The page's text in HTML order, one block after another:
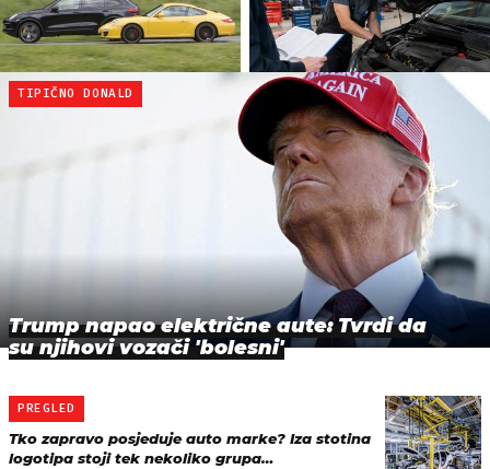
TIPIČNO DONALD
Trump napao električne aute: Tvrdi da
su njihovi vozači 'bolesni'
PREGLED
Tko zapravo posjeduje auto marke? Iza stotina
logotipa stoji tek nekoliko grupa…